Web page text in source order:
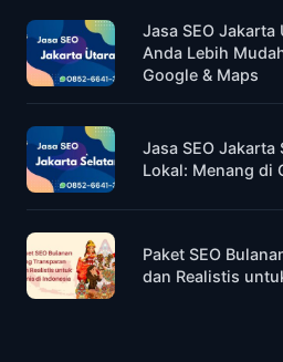
Jasa SEO Jakarta
Anda Lebih
Google & Maps
Jasa SEO
Lokal: Menang di
Paket SEO
dan Realistis